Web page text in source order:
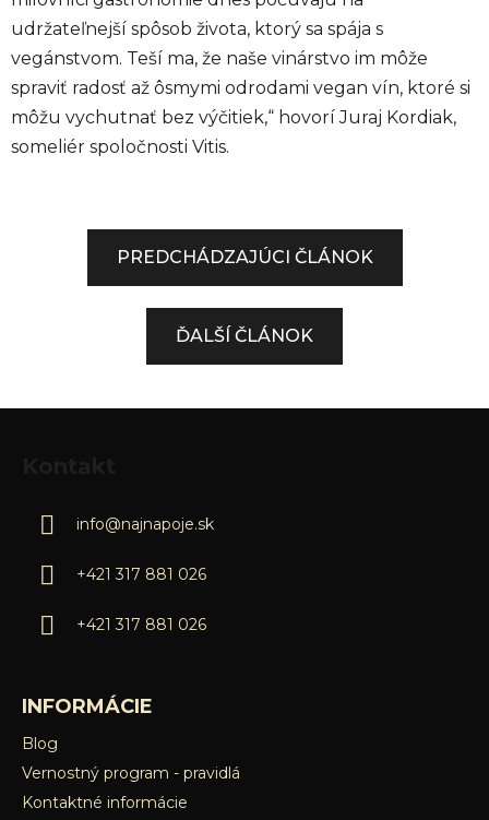
udržateľnejší spôsob života, ktorý sa spája s
vegánstvom. Teší ma, že naše vinárstvo im môže
spraviť radosť až ôsmymi odrodami vegan vín, ktoré si
môžu vychutnať bez výčitiek,“ hovorí Juraj Kordiak,
someliér spoločnosti Vitis.
PREDCHÁDZAJÚCI ČLÁNOK
ĎALŠÍ ČLÁNOK
info@najnapoje.sk
+421 317 881 026
+421 317 881 026
INFORMÁCIE
Blog
Vernostný program - pravidlá
Kontaktné informácie